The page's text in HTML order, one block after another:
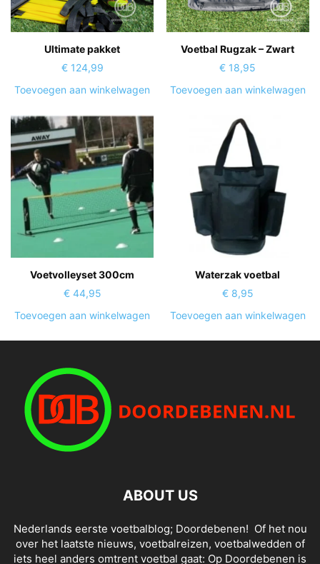
Ultimate pakket
€124,99
Toevoegen aan winkelwagen
Voetbal Rugzak – Zwart
€ 18,95
Toevoegen aan winkelwagen
Voetvolleyset 300cm
€44,95
Toevoegen aan winkelwagen
Waterzak voetbal
€8,95
Toevoegen aan winkelwagen
ABOUT US
Nederlands eerste voetbalblog; Doordebenen! Of het nou
over het laatste nieuws, voetbalreizen, voetbalwedden of
iets heel anders omtrent voetbal gaat: Op Doordebenen is